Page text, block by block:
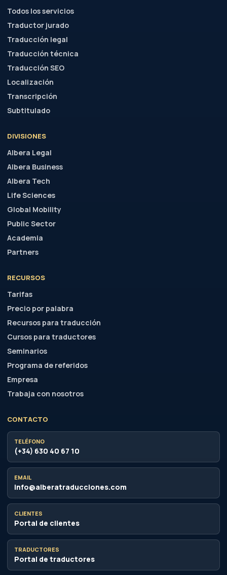
Todos los servicios
Traductor jurado
Traducción legal
Traducción técnica
Traducción SEO
Localización
Transcripción
Subtitulado
DIVISIONES
Albera Legal
Albera Business
Albera Tech
Life Sciences
Global Mobility
Public Sector
Academia
Partners
RECURSOS
Tarifas
Precio por palabra
Recursos para traducción
Cursos para traductores
Seminarios
Programa de referidos
Empresa
Trabaja con nosotros
CONTACTO
TELÉFONO
(+34) 630 40 67 10
EMAIL
info@alberatraducciones.com
CLIENTES
Portal de clientes
TRADUCTORES
Portal de traductores